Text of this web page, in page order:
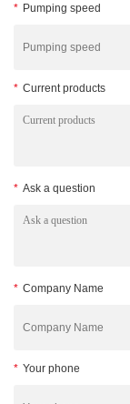
* Pumping speed
* Current products
* Ask a question
* Company Name
* Your phone